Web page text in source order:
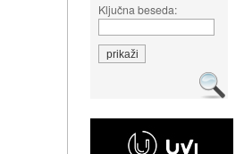
Ključna beseda: